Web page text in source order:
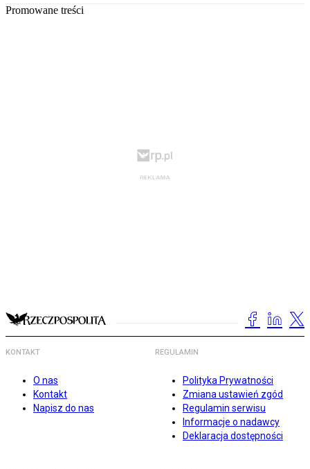
Promowane treści
KONTAKT
O nas
Kontakt
Napisz do nas
REGULAMIN
Polityka Prywatności
Zmiana ustawień zgód
Regulamin serwisu
Informacje o nadawcy
Deklaracja dostępności